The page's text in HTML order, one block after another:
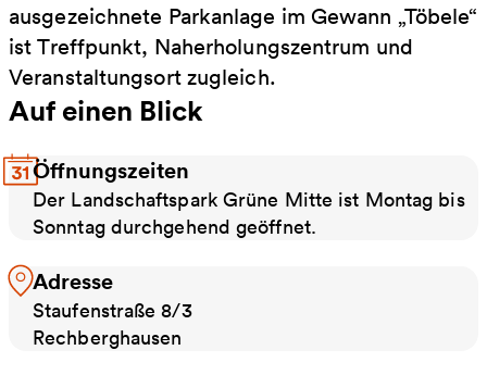
ausgezeichnete Parkanlage im Gewann „Töbele“
ist Treffpunkt, Naherholungszentrum und
Veranstaltungsort zugleich.
Auf einen Blick
Öffnungszeiten
Der Landschaftspark Grüne Mitte ist Montag bis
Sonntag durchgehend geöffnet.
Adresse
Staufenstraße 8/3
Rechberghausen